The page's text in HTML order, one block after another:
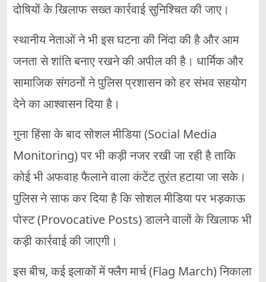
दोषियों के खिलाफ सख्त कार्रवाई सुनिश्चित की जाए।
स्थानीय नेताओं ने भी इस घटना की निंदा की है और आम
जनता से शांति बनाए रखने की अपील की है। धार्मिक और
सामाजिक संगठनों ने पुलिस प्रशासन को हर संभव सहयोग
देने का आश्वासन दिया है।
गुना हिंसा के बाद सोशल मीडिया (Social Media
Monitoring) पर भी कड़ी नजर रखी जा रही है ताकि
कोई भी अफवाह फैलाने वाला कंटेंट तुरंत हटाया जा सके।
पुलिस ने साफ कर दिया है कि सोशल मीडिया पर भड़काऊ
पोस्ट (Provocative Posts) डालने वालों के खिलाफ भी
कड़ी कार्रवाई की जाएगी।
इस बीच, कई इलाकों में फ्लैग मार्च (Flag March) निकाला